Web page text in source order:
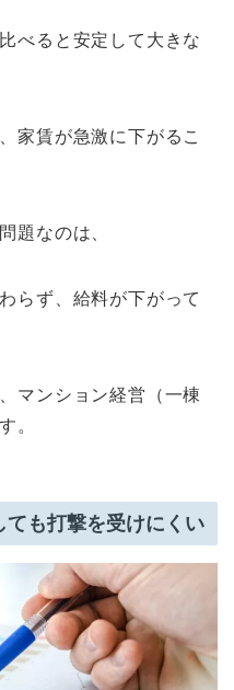
べると安定して大きな
家賃が急激に下がるこ
題なのは、
らず、給料が下がって
マンション経営（一棟
。
も打撃を受けにくい